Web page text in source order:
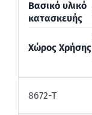
Βασικό υλικό
κατασκευής
Χώρος Χρήσης
8672-Τ